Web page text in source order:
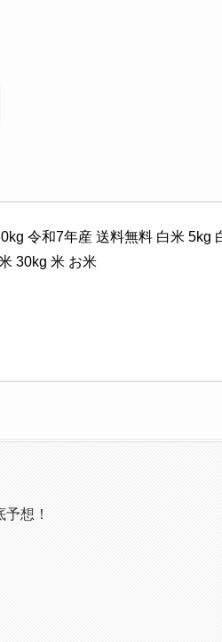
令和7年産 送料無料 白米 5kg
30kg 米 お米
想！